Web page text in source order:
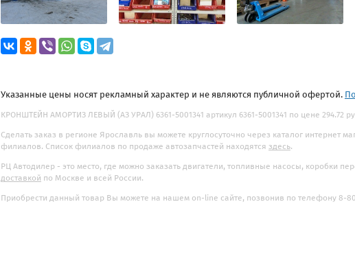
Указанные цены носят рекламный характер и не являются публичной офертой.
КРОНШТЕЙН АМОРТИЗ ЛЕВЫЙ (АЗ УРАЛ) 6361-5001341 артикул 6361-5001341 по цене 294.72
Сделать заказ в регионе Ярославль вы можете круглосуточно через каталог интернет
филиалов. Список филиалов по продаже автозапчастей находятся здесь.
РЦ Автодилер - это место, где можно заказать двигатели, топливные насосы, коробки
доставкой по Москве и всей России.
Приобрести данный товар Вы можете на нашем on-line сайте, позвонив по телефону 8-